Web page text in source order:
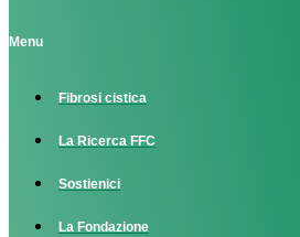
Menu
Fibrosi cistica
La Ricerca FFC
Sostienici
La Fondazione